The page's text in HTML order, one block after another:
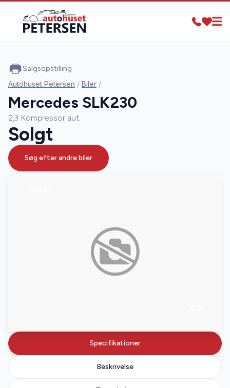
Specifikationer
Beskrivelse
Salgsopstilling
Autohuset Petersen / Biler /
Mercedes SLK230
2,3 Kompressor aut.
Solgt
Søg efter andre biler